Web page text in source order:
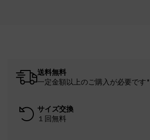
送料無料
一定金額以上のご購入が必要です*
サイズ交換
１回無料